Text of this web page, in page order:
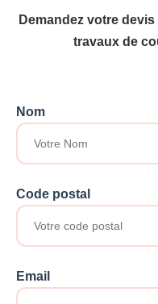
Demandez votre
travaux de
Nom
Code postal
Email